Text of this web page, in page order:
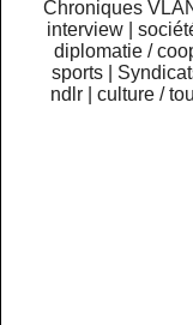
Chroniques
interview
|
diplomatie /
sports
ndlr
|culture /